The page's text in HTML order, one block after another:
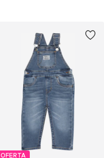
OFERTA